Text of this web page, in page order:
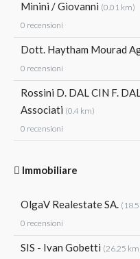
Minini / Giovanni (0.01 km)
0 recensioni
Dott. Haytham Mourad
0 recensioni
Rossini D. DAL CIN F.
Associati (0.4 km)
0 recensioni
Immobiliare
OlgaV Realestate SA.
0 recensioni
SIS - Ivan Gobetti (26.25